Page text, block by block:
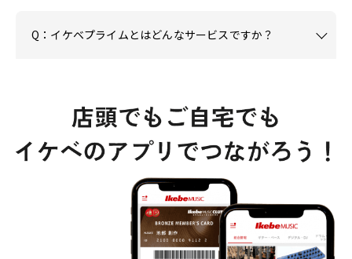
Q：イケベプライムとはどんなサービスですか？